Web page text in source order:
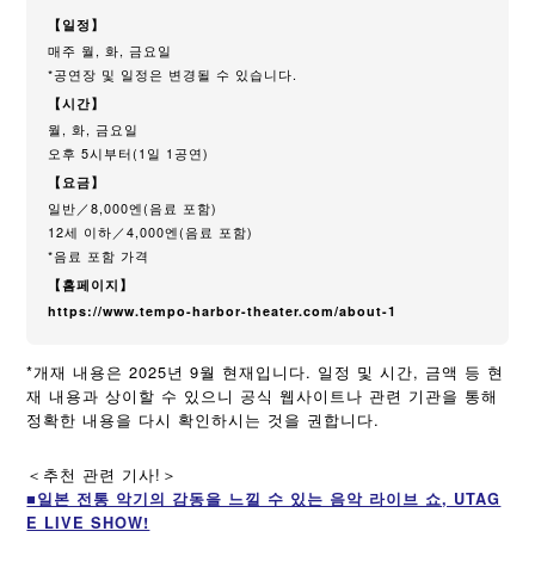
【일정】
매주 월, 화, 금요일
*공연장 및 일정은 변경될 수 있습니다.
【시간】
월, 화, 금요일
오후 5시부터(1일 1공연)
【요금】
일반／8,000엔(음료 포함)
12세 이하／4,000엔(음료 포함)
*음료 포함 가격
【홈페이지】
https://www.tempo-harbor-theater.com/about-1
*개재 내용은 2025년 9월 현재입니다. 일정 및 시간, 금액 등 현
재 내용과 상이할 수 있으니 공식 웹사이트나 관련 기관을 통해
정확한 내용을 다시 확인하시는 것을 권합니다.
＜추천 관련 기사!＞
■일본 전통 악기의 감동을 느낄 수 있는 음악 라이브 쇼, UTAG
E LIVE SHOW!